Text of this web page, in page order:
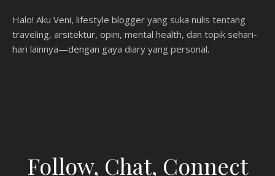
Halo! Aku Veni, lifestyle blogger yang suka nulis tentang
traveling, arsitektur, opini, mental health, dan topik sehari-
hari lainnya—dengan gaya diary yang personal.
Follow, Chat, Connect